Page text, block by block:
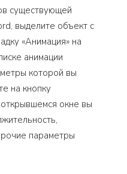
существующей
выделите объект с
«Анимация» на
анимации
которой вы
на кнопку
окне вы
параметры